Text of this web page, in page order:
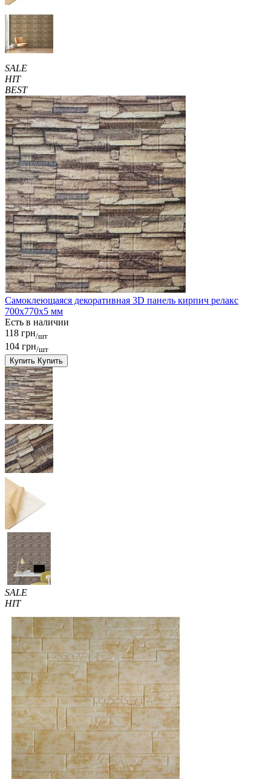
SALE
HIT
BEST
Самоклеющаяся декоративная 3D панель кирпич релакс
700x770x5 мм
Есть в наличии
118 грн/шт
104 грн/шт
Купить Купить
SALE
HIT